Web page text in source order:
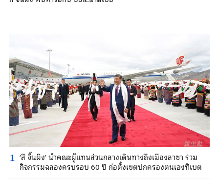
1 ‘สี จิ้นผิง’ นำคณะผู้แทนส่วนกลางเดินทางถึงเมืองลาซา ร่วม
กิจกรรมฉลองครบรอบ 60 ปี ก่อตั้งเขตปกครองตนเองทิเบต